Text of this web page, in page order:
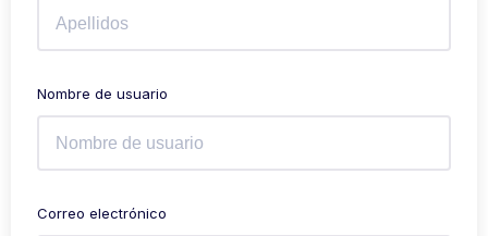
Nombre de usuario
Correo electrónico